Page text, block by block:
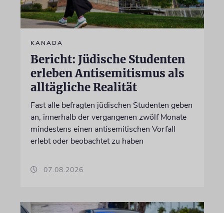
KANADA
Bericht: Jüdische Studenten
erleben Antisemitismus als
alltägliche Realität
Fast alle befragten jüdischen Studenten geben
an, innerhalb der vergangenen zwölf Monate
mindestens einen antisemitischen Vorfall
erlebt oder beobachtet zu haben
07.08.2026